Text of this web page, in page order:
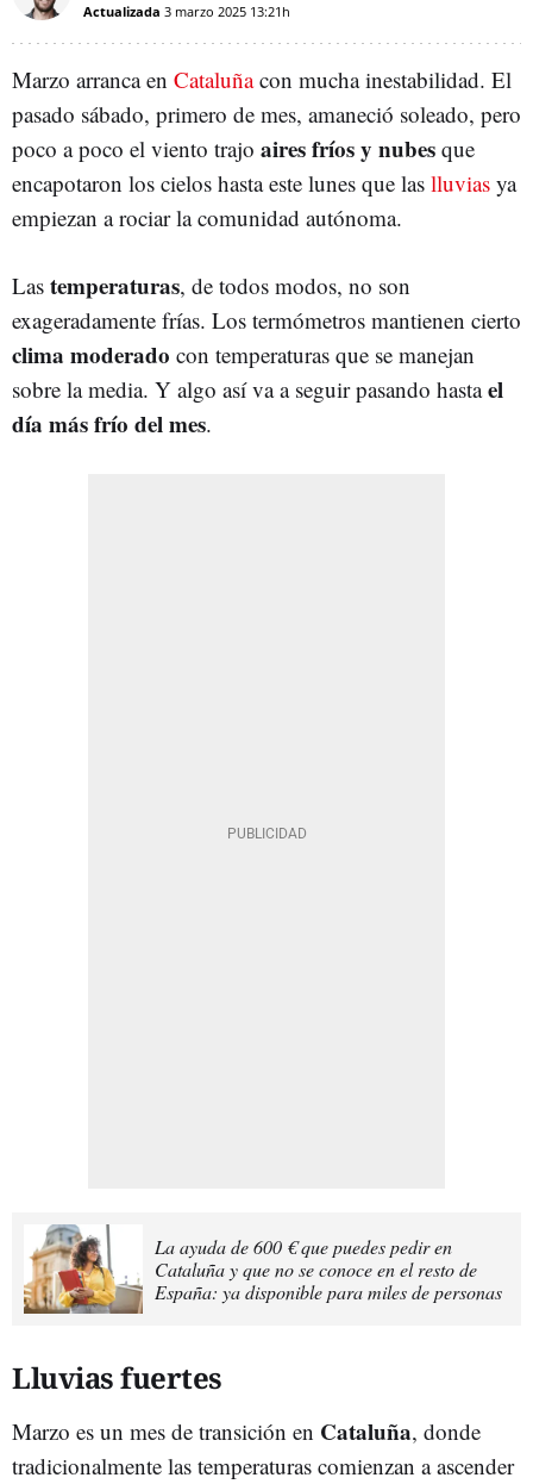
Actualizada 3 marzo 2025 13:21h
Marzo arranca en Cataluñacon mucha inestabilidad. El
pasado sábado, primero de mes, amaneció soleado, pero
poco a poco el viento trajo aires fríos y nubes que
encapotaron los cielos hasta este lunes que las lluvias ya
empiezan a rociar la comunidad autónoma.
Las temperaturas, de todos modos, no son
exageradamente frías. Los termómetros mantienen cierto
clima moderado con temperaturas que se manejan
sobre la media. Y algo así va a seguir pasando hastael
día más frío del mes.
La ayuda de 600 € que puedes pedir en
Cataluña y que no se conoce en el resto de
España: ya disponible para miles de personas
Lluvias fuertes
Marzo es un mes de transición en Cataluña, donde
tradicionalmente las temperaturas comienzan a ascender